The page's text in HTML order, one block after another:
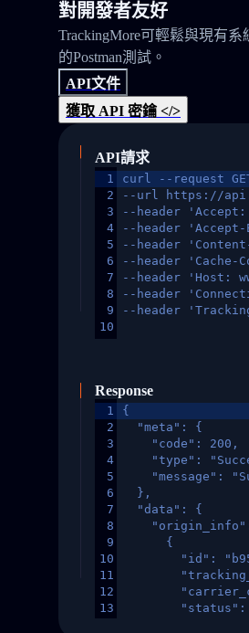
對開發者友好
TrackingMore可輕鬆與現有
的Postman測試。
API文件
獲取 API 密鑰 </>
API請求
1
2
3
4
5
6
7
8
9
10
curl --request
--url https://
--header
--header
--header
--header 'Cache-
--header 'Host:
--header
--header
Response
1
2
3
4
5
6
7
8
9
10
11
12
13
{
  "meta": {
    "code": 200,
"type":
"message":
  },
  "data": {
      {
"id":
"status":